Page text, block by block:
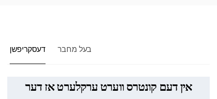
דעסקריפשן בעל מחבר
אין דעם קונטרס ווערט ערקלערט אז דער